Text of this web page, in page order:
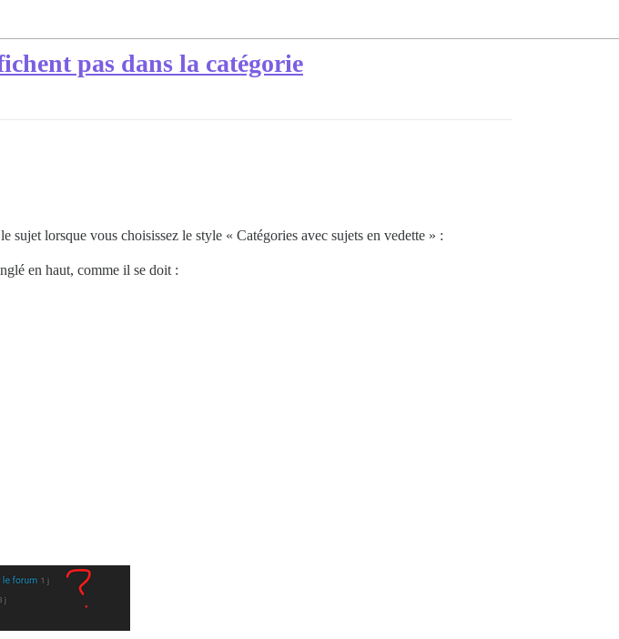
pas dans la catégorie
sujet lorsque vous choisissez le style « Catégories avec sujets en vedette » :
en haut, comme il se doit :